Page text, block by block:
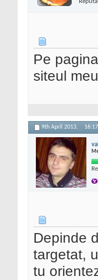
Pe
siteul
9th April 2013, 16:17
Depinde
targetat,
tu